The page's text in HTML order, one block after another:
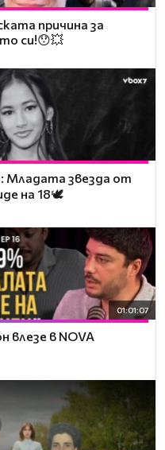
причина за
си!😯💥
Младата звезда от
на 18🕊️
01:01:07
влезе в NOVA